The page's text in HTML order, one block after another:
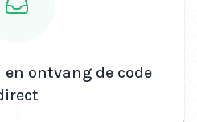
ontvang de code